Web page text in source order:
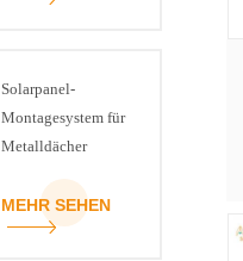
Solarpanel-
Montagesystem für
Metalldächer
MEHR SEHEN